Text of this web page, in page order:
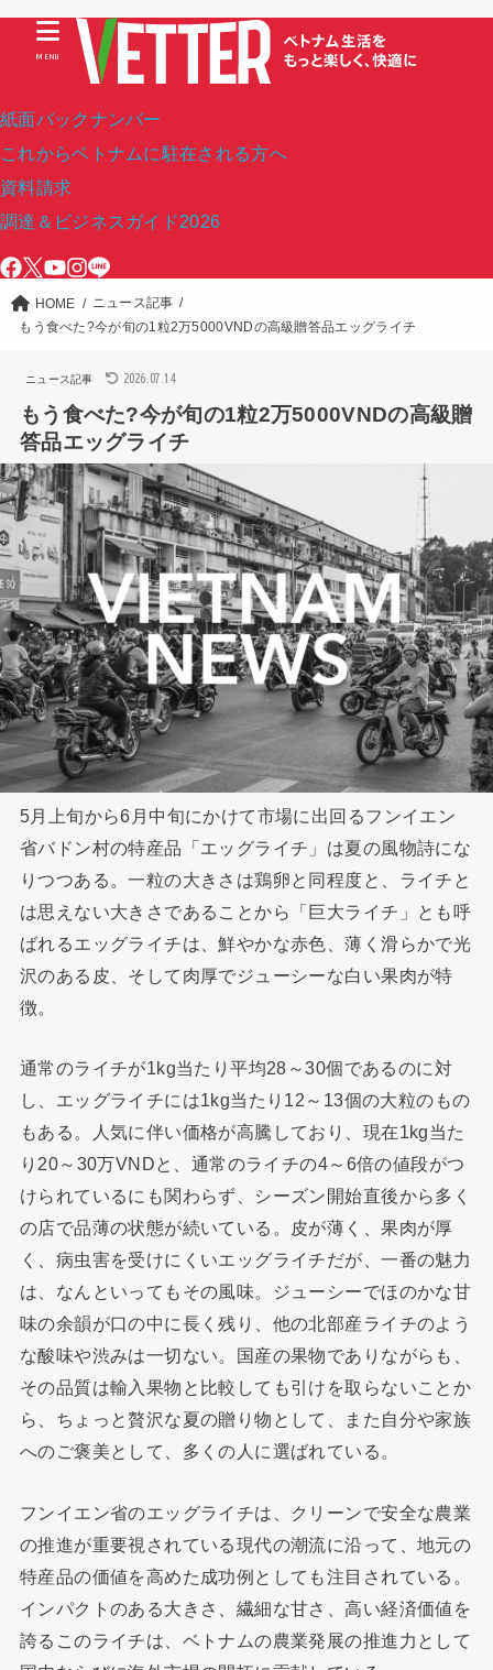
紙面バックナンバー
これからベトナムに駐在される方へ
資料請求
調達＆ビジネスガイド2026
MENU
HOME
ニュース記事
もう食べた?今が旬の1粒2万5000VNDの高級贈答品エッグライチ
ニュース記事 2026.07.14
もう食べた?今が旬の1粒2万5000VNDの高級贈
答品エッグライチ
5月上旬から6月中旬にかけて市場に出回るフンイエン
省バドン村の特産品「エッグライチ」は夏の風物詩にな
りつつある。一粒の大きさは鶏卵と同程度と、ライチと
は思えない大きさであることから「巨大ライチ」とも呼
ばれるエッグライチは、鮮やかな赤色、薄く滑らかで光
沢のある皮、そして肉厚でジューシーな白い果肉が特
徴。
通常のライチが1kg当たり平均28～30個であるのに対
し、エッグライチには1kg当たり12～13個の大粒のもの
もある。人気に伴い価格が高騰しており、現在1kg当た
り20～30万VNDと、通常のライチの4～6倍の値段がつ
けられているにも関わらず、シーズン開始直後から多く
の店で品薄の状態が続いている。皮が薄く、果肉が厚
く、病虫害を受けにくいエッグライチだが、一番の魅力
は、なんといってもその風味。ジューシーでほのかな甘
味の余韻が口の中に長く残り、他の北部産ライチのよう
な酸味や渋みは一切ない。国産の果物でありながらも、
その品質は輸入果物と比較しても引けを取らないことか
ら、ちょっと贅沢な夏の贈り物として、また自分や家族
へのご褒美として、多くの人に選ばれている。
フンイエン省のエッグライチは、クリーンで安全な農業
の推進が重要視されている現代の潮流に沿って、地元の
特産品の価値を高めた成功例としても注目されている。
インパクトのある大きさ、繊細な甘さ、高い経済価値を
誇るこのライチは、ベトナムの農業発展の推進力として